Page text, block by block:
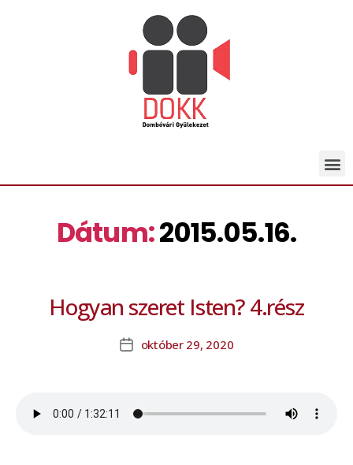
Dátum:2015.05.16.
Hogyan szeret Isten? 4.rész
október 29, 2020